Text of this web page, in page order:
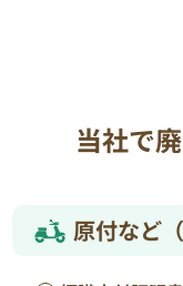
当社で
原付など